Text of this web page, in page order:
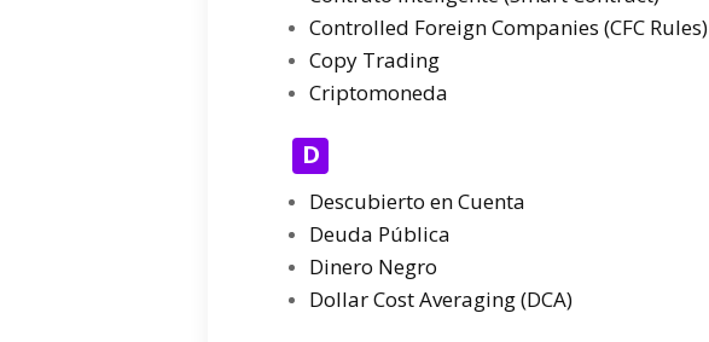
Controlled Foreign Companies (CFC Rules)
Copy Trading
Criptomoneda
D
Descubierto en Cuenta
Deuda Pública
Dinero Negro
Dollar Cost Averaging (DCA)